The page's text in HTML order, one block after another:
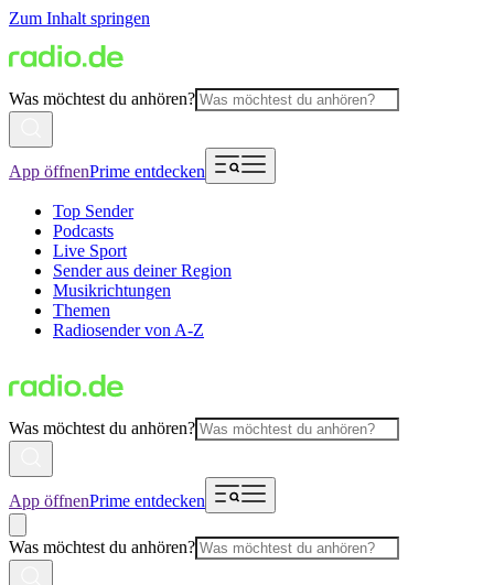
Zum Inhalt springen
Was möchtest du anhören?
App öffnenPrime entdecken
Top Sender
Podcasts
Live Sport
Sender aus deiner Region
Musikrichtungen
Themen
Radiosender von A-Z
Was möchtest du anhören?
App öffnenPrime entdecken
Was möchtest du anhören?